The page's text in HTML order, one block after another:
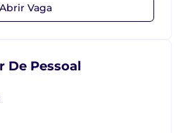
Abrir Vaga
De Pessoal